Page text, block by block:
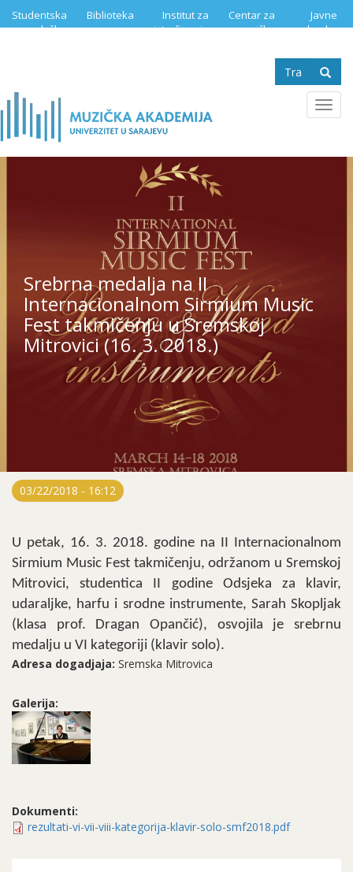
Studentska
služba
Biblioteka
Institut za
istraživanje
Centar za
muzičku
Javne
nabavke
Search
form
Srebrna medalja na II
Internacionalnom Sirmium Music
Fest takmičenju u Sremskoj
Mitrovici (16. 3. 2018.)
03/22/2018 - 16:12
U petak, 16. 3. 2018. godine na II Internacionalnom
Sirmium Music Fest takmičenju, održanom uSremskoj
Mitrovici, studentica II godine Odsjeka za klavir,
udaraljke, harfu i srodne instrumente, Sarah Skopljak
(klasa prof. Dragan Opančić), osvojila je srebrnu
medalju u VI kategoriji (klavir solo).
Adresa dogadjaja: Sremska Mitrovica
Galerija:
Dokumenti:
rezultati-vi-vii-viii-kategorija-klavir-solo-smf2018.pdf